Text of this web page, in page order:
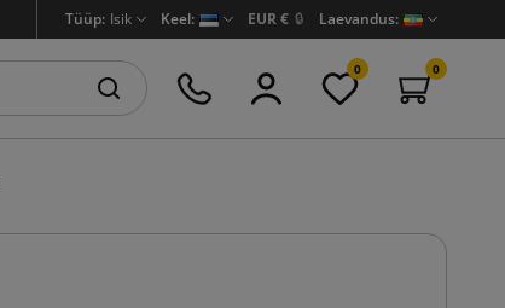
Tüüp: Isik Keel: EUR € 🔒 Laevandus:
0 0